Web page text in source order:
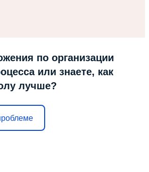
по организации
или знаете, как
лучше?